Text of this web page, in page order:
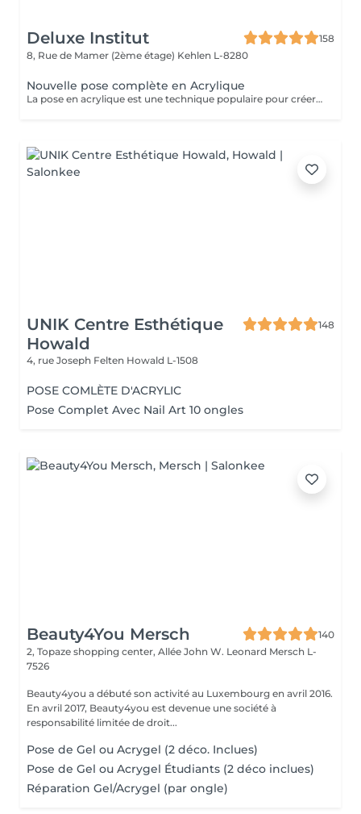
Deluxe Institut
158
8, Rue de Mamer (2ème étage) Kehlen L-8280
Nouvelle pose complète en Acrylique
La pose en acrylique est une technique populaire pour créer des ongles parfaits, durables et résistants. Elle permet de prolonger la longueur des ongles et d'obtenir une finition lisse et professionnelle. Ce soin est particulièrement recommandé pour celles qui souhaitent des ongles solides et durables. L'acrylique remplace le gel.
UNIK Centre Esthétique
Howald
148
4, rue Joseph Felten Howald L-1508
POSE COMLÈTE D'ACRYLIC
Pose Complet Avec Nail Art 10 ongles
Beauty4You Mersch
140
2, Topaze shopping center, Allée John W. Leonard Mersch L-
7526
Beauty4you a débuté son activité au Luxembourg en avril 2016.
En avril 2017, Beauty4you est devenue une société à
responsabilité limitée de droit...
Pose de Gel ou Acrygel (2 déco. Inclues)
Pose de Gel ou Acrygel Étudiants (2 déco inclues)
Réparation Gel/Acrygel (par ongle)